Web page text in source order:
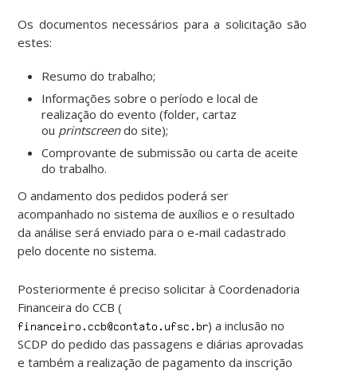
Os documentos necessários para a solicitação são
estes:
Resumo do trabalho;
Informações sobre o período e local de
realização do evento (folder, cartaz
ou printscreendo site);
Comprovante de submissão ou carta de aceite
do trabalho.
O andamento dos pedidos poderá ser
acompanhado no sistema de auxílios e o resultado
da análise será enviado para o e-mail cadastrado
pelo docente no sistema.
Posteriormente é preciso solicitar à Coordenadoria
Financeira do CCB (
) a inclusão no
SCDP do pedido das passagens e diárias aprovadas
e também a realização de pagamento da inscrição